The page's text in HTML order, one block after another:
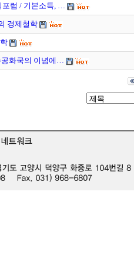
포럼 / 기본소득, …
경제철학
공화국의 이념에…